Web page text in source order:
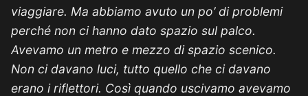
viaggiare. Ma abbiamo avuto un po’ di problemi
perché non ci hanno dato spazio sul palco.
Avevamo un metro e mezzo di spazio scenico.
Non ci davano luci, tutto quello che ci davano
erano i riflettori. Così quando uscivamo avevamo